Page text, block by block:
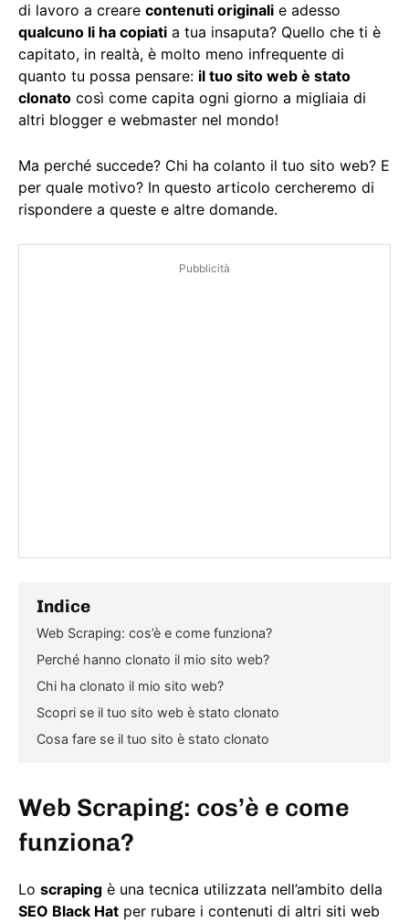
di lavoro a creare contenuti originali e adesso
qualcuno li ha copiati a tua insaputa? Quello che ti è
capitato, in realtà, è molto meno infrequente di
quanto tu possa pensare: il tuo sito web è stato
clonato così come capita ogni giorno a migliaia di
altri blogger e webmaster nel mondo!
Ma perché succede? Chi ha colanto il tuo sito web? E
per quale motivo? In questo articolo cercheremo di
rispondere a queste e altre domande.
Pubblicità
Indice
Web Scraping: cos’è e come funziona?
Perché hanno clonato il mio sito web?
Chi ha clonato il mio sito web?
Scopri se il tuo sito web è stato clonato
Cosa fare se il tuo sito è stato clonato
Web Scraping: cos’è e come
funziona?
Lo scraping è una tecnica utilizzata nell’ambito della
SEO Black Hat per rubare i contenuti di altri siti web